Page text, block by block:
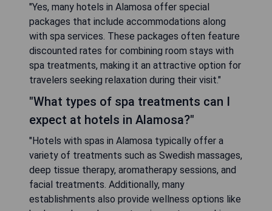
"Yes, many hotels in Alamosa offer special
packages that include accommodations along
with spa services. These packages often feature
discounted rates for combining room stays with
spa treatments, making it an attractive option for
travelers seeking relaxation during their visit."
"What types of spa treatments can I
expect at hotels in Alamosa?"
"Hotels with spas in Alamosa typically offer a
variety of treatments such as Swedish massages,
deep tissue therapy, aromatherapy sessions, and
facial treatments. Additionally, many
establishments also provide wellness options like